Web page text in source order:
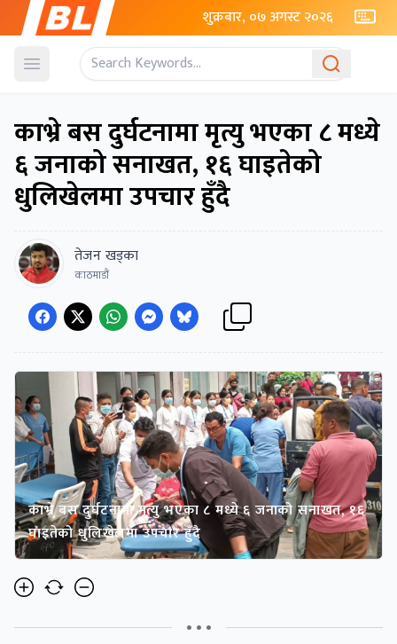
शुक्रबार, ०७ अगस्ट २०२६
Open menu
काभ्रे बस दुर्घटनामा मृत्यु भएका ८ मध्ये
६ जनाको सनाखत, १६ घाइतेको
धुलिखेलमा उपचार हुँदै
तेजन खड्का
काठमाडौं
काभ्रे बस दुर्घटनामा मृत्यु भएका ८ मध्ये ६ जनाको सनाखत, १६
घाइतेको धुलिखेलमा उपचार हुँदै
• • •